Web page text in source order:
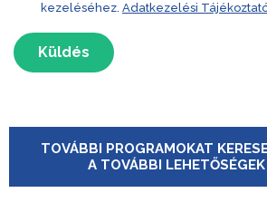
kezeléséhez. Adatkezelési
Küldés
TOVÁBBI PROGRAMOKAT
A TOVÁBBI